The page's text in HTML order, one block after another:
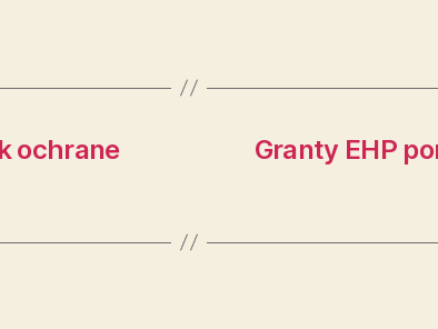
ochrane
Granty EHP